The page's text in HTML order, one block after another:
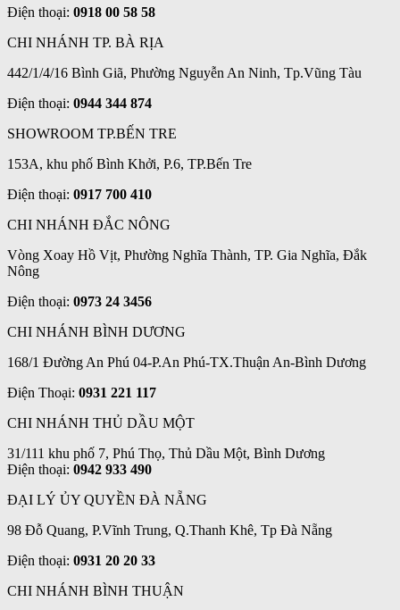
Điện thoại: 0918 00 58 58
CHI NHÁNH TP. BÀ RỊA
442/1/4/16 Bình Giã, Phường Nguyễn An Ninh, Tp.Vũng Tàu
Điện thoại: 0944 344 874
SHOWROOM TP.BẾN TRE
153A, khu phố Bình Khởi, P.6, TP.Bến Tre
Điện thoại: 0917 700 410
CHI NHÁNH ĐẮC NÔNG
Vòng Xoay Hồ Vịt, Phường Nghĩa Thành, TP. Gia Nghĩa, Đắk
Nông
Điện thoại: 0973 24 3456
CHI NHÁNH BÌNH DƯƠNG
168/1 Đường An Phú 04-P.An Phú-TX.Thuận An-Bình Dương
Điện Thoại: 0931 221 117
CHI NHÁNH THỦ DẦU MỘT
31/111 khu phố 7, Phú Thọ, Thủ Dầu Một, Bình Dương
Điện thoại: 0942 933 490
ĐẠI LÝ ỦY QUYỀN ĐÀ NẴNG
98 Đỗ Quang, P.Vĩnh Trung, Q.Thanh Khê, Tp Đà Nẵng
Điện thoại: 0931 20 20 33
CHI NHÁNH BÌNH THUẬN